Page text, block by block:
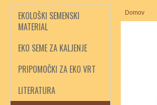
EKOLOŠKI SEMENSKI
MATERIAL
EKO SEME ZA KALJENJE
PRIPOMOČKI ZA EKO VRT
LITERATURA
Domov